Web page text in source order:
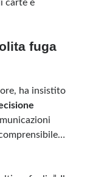
carte è
fuga
ore, ha insistito